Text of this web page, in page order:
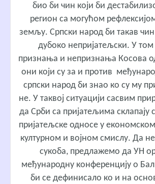
био би чин који би
регион са могућом
земљу. Српски народ би такав
дубоко непријатељски. У
признања и непризнања Косова
они који су за и против
српски народ би знао ко су му
не. У таквој ситуацији сасвим
да Срби са пријатељима склапају
пријатељске односе у
културном и војном смислу. Да
сукоба, предлажемо да УН
међународну конференцију о
би се дефинисало ко и на